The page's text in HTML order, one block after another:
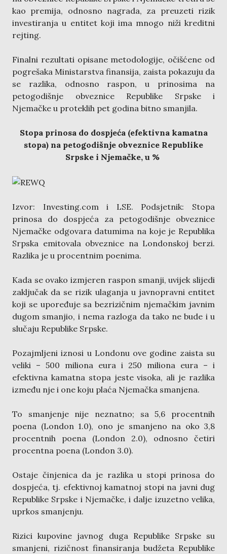
kao premija, odnosno nagrada, za preuzeti rizik
investiranja u entitet koji ima mnogo niži kreditni
rejting.
Finalni rezultati opisane metodologije, očišćene od
pogrešaka Ministarstva finansija, zaista pokazuju da
se razlika, odnosno raspon, u prinosima na
petogodišnje obveznice Republike Srpske i
Njemačke u proteklih pet godina bitno smanjila.
Stopa prinosa do dospjeća (efektivna kamatna
stopa) na petogodišnje obveznice Republike
Srpske i Njemačke, u %
Izvor: Investing.com i LSE. Podsjetnik: Stopa
prinosa do dospjeća za petogodišnje obveznice
Njemačke odgovara datumima na koje je Republika
Srpska emitovala obveznice na Londonskoj berzi.
Razlika je u procentnim poenima.
Kada se ovako izmjeren raspon smanji, uvijek slijedi
zaključak da se rizik ulaganja u javnopravni entitet
koji se upoređuje sa bezrizičnim njemačkim javnim
dugom smanjio, i nema razloga da tako ne bude i u
slučaju Republike Srpske.
Pozajmljeni iznosi u Londonu ove godine zaista su
veliki – 500 miliona eura i 250 miliona eura – i
efektivna kamatna stopa jeste visoka, ali je razlika
između nje i one koju plaća Njemačka smanjena.
To smanjenje nije neznatno; sa 5,6 procentnih
poena (London 1.0), ono je smanjeno na oko 3,8
procentnih poena (London 2.0), odnosno četiri
procentna poena (London 3.0).
Ostaje činjenica da je razlika u stopi prinosa do
dospjeća, tj. efektivnoj kamatnoj stopi na javni dug
Republike Srpske i Njemačke, i dalje izuzetno velika,
uprkos smanjenju.
Rizici kupovine javnog duga Republike Srpske su
smanjeni, rizičnost finansiranja budžeta Republike